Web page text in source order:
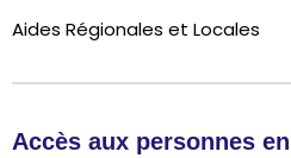
Aides Régionales et Locales
Accès aux personnes